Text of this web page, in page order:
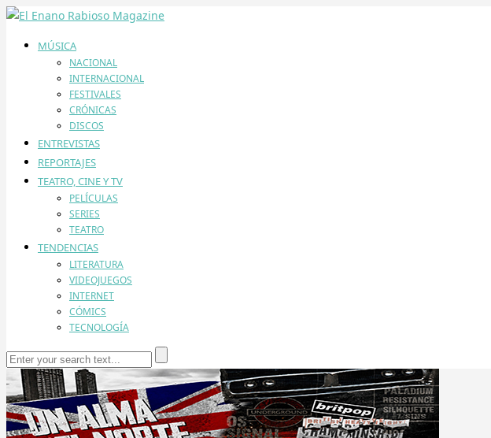
MÚSICA
NACIONAL
INTERNACIONAL
FESTIVALES
CRÓNICAS
DISCOS
ENTREVISTAS
REPORTAJES
TEATRO, CINE Y TV
PELÍCULAS
SERIES
TEATRO
TENDENCIAS
LITERATURA
VIDEOJUEGOS
INTERNET
CÓMICS
TECNOLOGÍA